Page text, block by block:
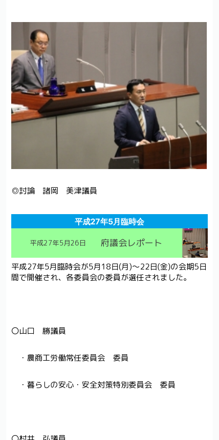
◎討論 諸岡 美津議員
平成27年5月臨時会
平成27年5月26日 府議会レポート
平成27年5月臨時会が5月18日(月)～22日(金)の会期5日
間で開催され、各委員会の委員が選任されました。
〇山口 勝議員
・農商工労働常任委員会 委員
・暮らしの安心・安全対策特別委員会 委員